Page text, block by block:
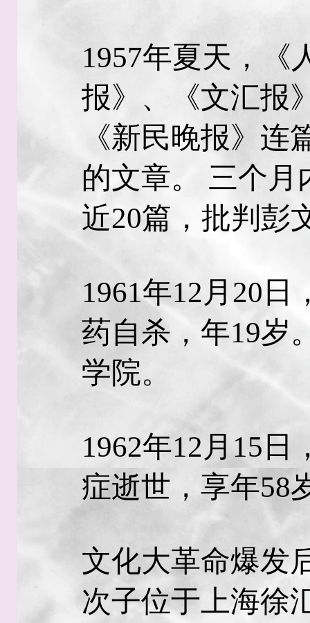
1957年夏天，《
报》、《文汇报
《新民晚报》
的文章。 三个
近20篇，批判彭
1961年12月20
药自杀，年19岁
学院。
1962年12月15
症逝世，享年58
文化大革命爆发
次子位于上海徐